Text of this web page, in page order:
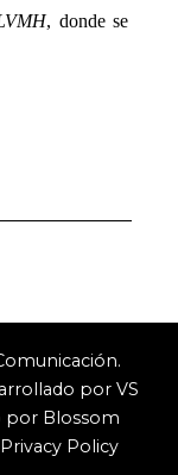
, donde se
por VS
por Blossom
Privacy Policy